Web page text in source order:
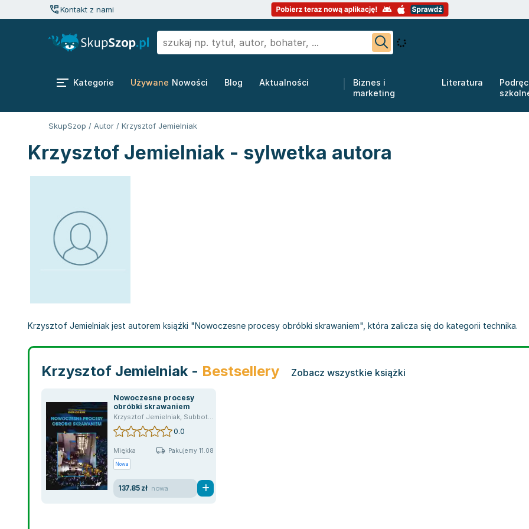
Kontakt z nami
Kategorie Używane Nowości Blog Aktualności
Biznes i
marketing
Literatura
SkupSzop / Autor / Krzysztof Jemielniak
Krzysztof Jemielniak - sylwetka autora
Krzysztof Jemielniak jest autorem książki "Nowoczesne procesy obróbki skrawaniem", która zalicza się do kategorii technika.
Krzysztof Jemielniak - Bestsellery Zobacz wszystkie książki
Nowoczesne procesy
obróbki skrawaniem
Krzysztof Jemielniak, Subbotko Rafał
0.0
Miękka Pakujemy 11.08
Nowa
137.85 zł nowa